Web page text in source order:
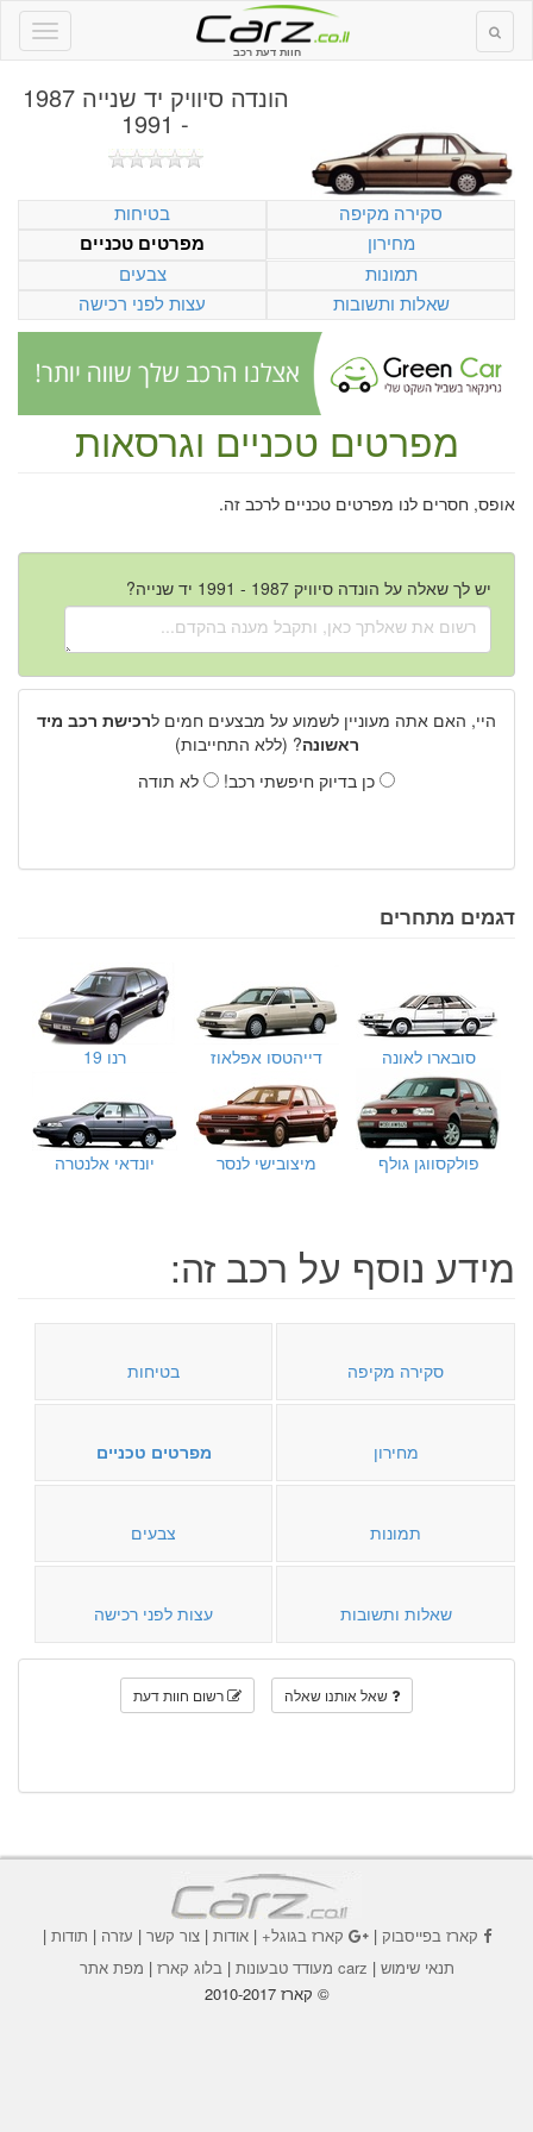
חוות דעת רכב
הונדה סיוויק יד שנייה 1987
- 1991
סקירה מקיפה
בטיחות
מחירון
מפרטים טכניים
תמונות
צבעים
שאלות ותשובות
עצות לפני רכישה
מפרטים טכניים וגרסאות
אופס, חסרים לנו מפרטים טכניים לרכב זה.
יש לך שאלה על הונדה סיוויק 1987 - 1991 יד שנייה?
היי, האם אתה מעוניין לשמוע על מבצעים חמים לרכישת רכב מיד
ראשונה? (ללא התחייבות)
כן בדיוק חיפשתי רכב!
לא תודה
דגמים מתחרים
סובארו לאונה דייהטסו אפלאוז רנו 19
פולקסווגן גולף מיצובישי לנסר יונדאי אלנטרה
מידע נוסף על רכב זה:
סקירה מקיפה בטיחות
מחירון מפרטים טכניים
תמונות צבעים
שאלות ותשובות עצות לפני רכישה
שאל אותנו שאלה רשום חוות דעת
קארז בפייסבוק| קארז בגוגל+|אודות |צור קשר | עזרה | תודות |
תנאי שימוש | carz מעודד טבעונות | בלוג קארז | מפת אתר
© קארז 2010-2017